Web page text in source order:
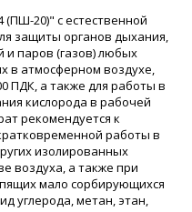
20)" с естественной
защиты органов дыхания,
и паров (газов) любых
в атмосферном воздухе,
ПДК, а также для работы в
кислорода в рабочей
рекомендуется к
работы в
изолированных
воздуха, а также при
мало сорбирующихся
углерода, метан, этан,